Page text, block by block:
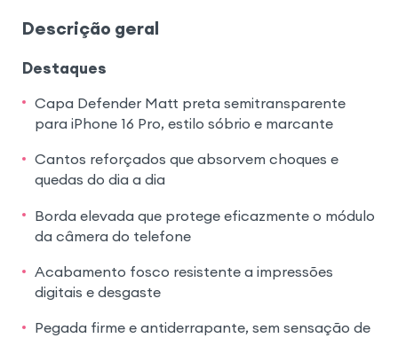
Descrição geral
Destaques
Capa Defender Matt preta semitransparente
para iPhone 16 Pro, estilo sóbrio e marcante
Cantos reforçados que absorvem choques e
quedas do dia a dia
Borda elevada que protege eficazmente o módulo
da câmera do telefone
Acabamento fosco resistente a impressões
digitais e desgaste
Pegada firme e antiderrapante, sem sensação de